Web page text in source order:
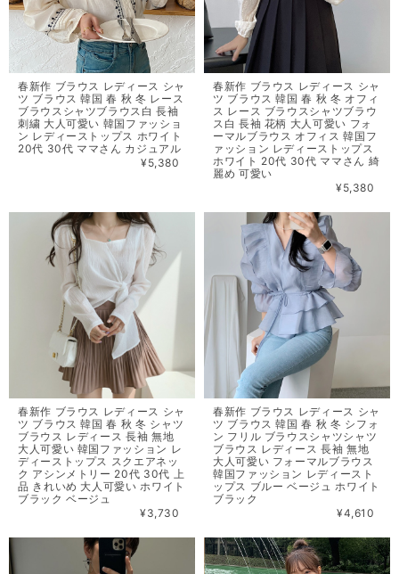
春新作 ブラウス レディース シャ
ツ ブラウス 韓国 春 秋 冬 レース
ブラウスシャツブラウス白 長袖
刺繍 大人可愛い 韓国ファッショ
ン レディーストップス ホワイト
20代 30代 ママさん カジュアル
¥5,380
春新作 ブラウス レディース シャ
ツ ブラウス 韓国 春 秋 冬 オフィ
ス レース ブラウスシャツブラウ
ス白 長袖 花柄 大人可愛い フォ
ーマルブラウス オフィス 韓国フ
ァッション レディーストップス
ホワイト 20代 30代 ママさん 綺
麗め 可愛い
¥5,380
春新作 ブラウス レディース シャ
ツ ブラウス 韓国 春 秋 冬 シャツ
ブラウス レディース 長袖 無地
大人可愛い 韓国ファッション レ
ディーストップス スクエアネッ
ク アシンメトリー 20代 30代 上
品 きれいめ 大人可愛い ホワイト
ブラック ベージュ
¥3,730
春新作 ブラウス レディース シャ
ツ ブラウス 韓国 春 秋 冬 シフォ
ン フリル ブラウスシャツシャツ
ブラウス レディース 長袖 無地
大人可愛い フォーマルブラウス
韓国ファッション レディースト
ップス ブルー ベージュ ホワイト
ブラック
¥4,610